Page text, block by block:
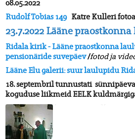
08.05.2022
Rudolf Tobias 149Katre Kulleri
23.7.2022 Lääne
Ridala kirik - Lääne praostkonna
pensionäride suvepäev/fotod ja
Lääne Elu galerii: suur laulupidu
18. septembril tunnustati
koguduse liikmeid EELK